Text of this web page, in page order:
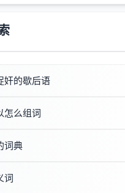
奸的歇后语
怎么组词
词典
词